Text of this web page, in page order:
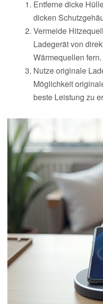
Entferne dicke
dicken
Vermeide
Ladegerät von
Wärmequellen fern.
Nutze originale
Möglichkeit
beste Leistung zu